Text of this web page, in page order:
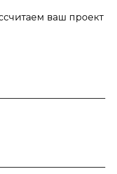
ваш проект